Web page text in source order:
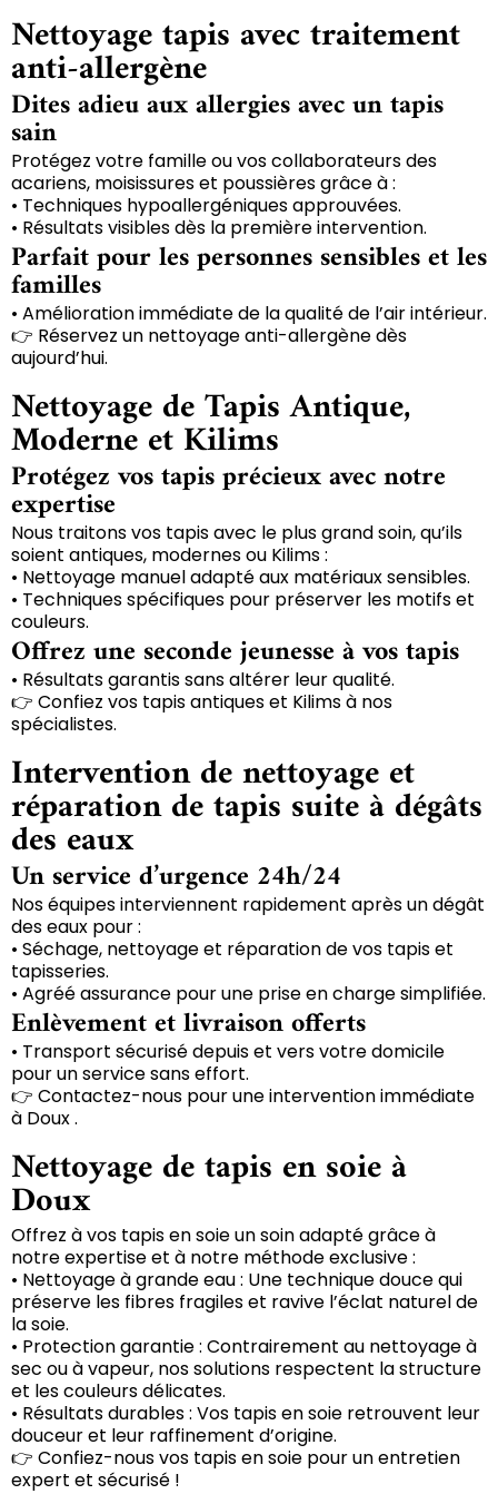
Nettoyage tapis avec traitement
anti-allergène
Dites adieu aux allergies avec un tapis
sain
Protégez votre famille ou vos collaborateurs des
acariens, moisissures et poussières grâce à :
• Techniques hypoallergéniques approuvées.
• Résultats visibles dès la première intervention.
Parfait pour les personnes sensibles et les
familles
• Amélioration immédiate de la qualité de l’air intérieur.
👉 Réservez un nettoyage anti-allergène dès
aujourd’hui.
Nettoyage de Tapis Antique,
Moderne et Kilims
Protégez vos tapis précieux avec notre
expertise
Nous traitons vos tapis avec le plus grand soin, qu’ils
soient antiques, modernes ou Kilims :
• Nettoyage manuel adapté aux matériaux sensibles.
• Techniques spécifiques pour préserver les motifs et
couleurs.
Offrez une seconde jeunesse à vos tapis
• Résultats garantis sans altérer leur qualité.
👉 Confiez vos tapis antiques et Kilims à nos
spécialistes.
Intervention de nettoyage et
réparation de tapis suite à dégâts
des eaux
Un service d’urgence 24h/24
Nos équipes interviennent rapidement après un dégât
des eaux pour :
• Séchage, nettoyage et réparation de vos tapis et
tapisseries.
• Agréé assurance pour une prise en charge simplifiée.
Enlèvement et livraison offerts
• Transport sécurisé depuis et vers votre domicile
pour un service sans effort.
👉 Contactez-nous pour une intervention immédiate
à Doux .
Nettoyage de tapis en soie à
Doux
Offrez à vos tapis en soie un soin adapté grâce à
notre expertise et à notre méthode exclusive :
• Nettoyage à grande eau : Une technique douce qui
préserve les fibres fragiles et ravive l’éclat naturel de
la soie.
• Protection garantie : Contrairement au nettoyage à
sec ou à vapeur, nos solutions respectent la structure
et les couleurs délicates.
• Résultats durables : Vos tapis en soie retrouvent leur
douceur et leur raffinement d’origine.
👉 Confiez-nous vos tapis en soie pour un entretien
expert et sécurisé !